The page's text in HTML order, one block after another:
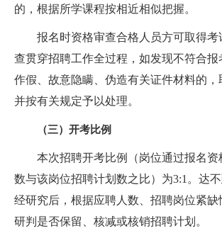
的，根据所学课程按相近相似把握。
报名时资格审查合格人员方可取得考
查贯穿招聘工作全过程，如发现不符合报
作假、故意隐瞒、伪造有关证件材料的，
并按有关规定予以处理。
（三）开考比例
本次招聘开考比例（岗位通过报名资
数与该岗位招聘计划数之比）为3:1。达不
经研究后，根据应聘人数、招聘岗位紧缺
研判是否保留、核减或核销招聘计划。